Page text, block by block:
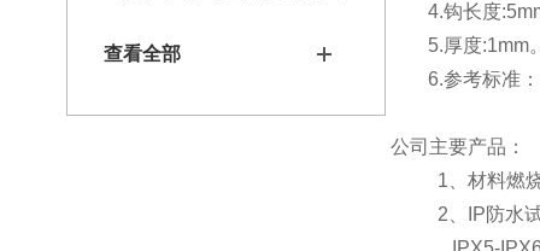
查看全部
4.钩长度
5.厚度:1mm
6.参考标准
公司主要产品：
1、材料燃
2、
IP防水